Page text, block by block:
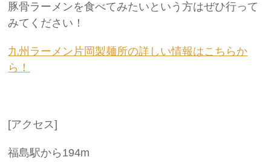
豚骨ラーメンを食べてみたいという方はぜひ行って
みてください！
九州ラーメン片岡製麺所の詳しい情報はこちらか
ら！
[アクセス]
福島駅から194m